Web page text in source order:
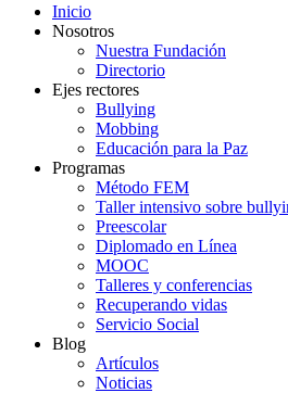
Inicio
Nosotros
Nuestra Fundación
Directorio
Ejes rectores
Bullying
Mobbing
Educación para la Paz
Programas
Método FEM
Taller intensivo sobre
Preescolar
Diplomado en Línea
MOOC
Talleres y conferencias
Recuperando vidas
Servicio Social
Blog
Artículos
Noticias